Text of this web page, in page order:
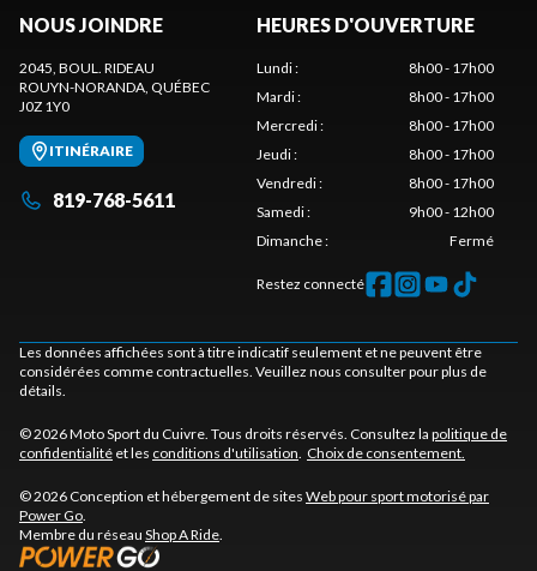
NOUS JOINDRE
2045, BOUL. RIDEAU
ROUYN-NORANDA, QUÉBEC
J0Z 1Y0
ITINÉRAIRE
819-768-5611
HEURES D'OUVERTURE
Lundi:
8h00 - 17h00
Mardi:
8h00 - 17h00
Mercredi:
8h00 - 17h00
Jeudi:
8h00 - 17h00
Vendredi:
8h00 - 17h00
Samedi:
9h00 - 12h00
Dimanche: Fermé
Restez connecté
Les données affichées sont à titre indicatif seulement et ne peuvent être
considérées comme contractuelles. Veuillez nous consulter pour plus de
détails.
© 2026 Moto Sport du Cuivre. Tous droits réservés. Consultez la politique de
confidentialité et les conditions d'utilisation. Choix de consentement.
© 2026 Conception et hébergement de sites Web pour sport motorisé par
Power Go.
Membre du réseau Shop A Ride.